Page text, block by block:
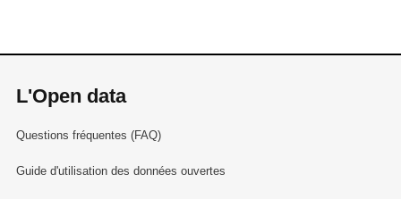
L'Open data
Questions fréquentes (FAQ)
Guide d'utilisation des données ouvertes